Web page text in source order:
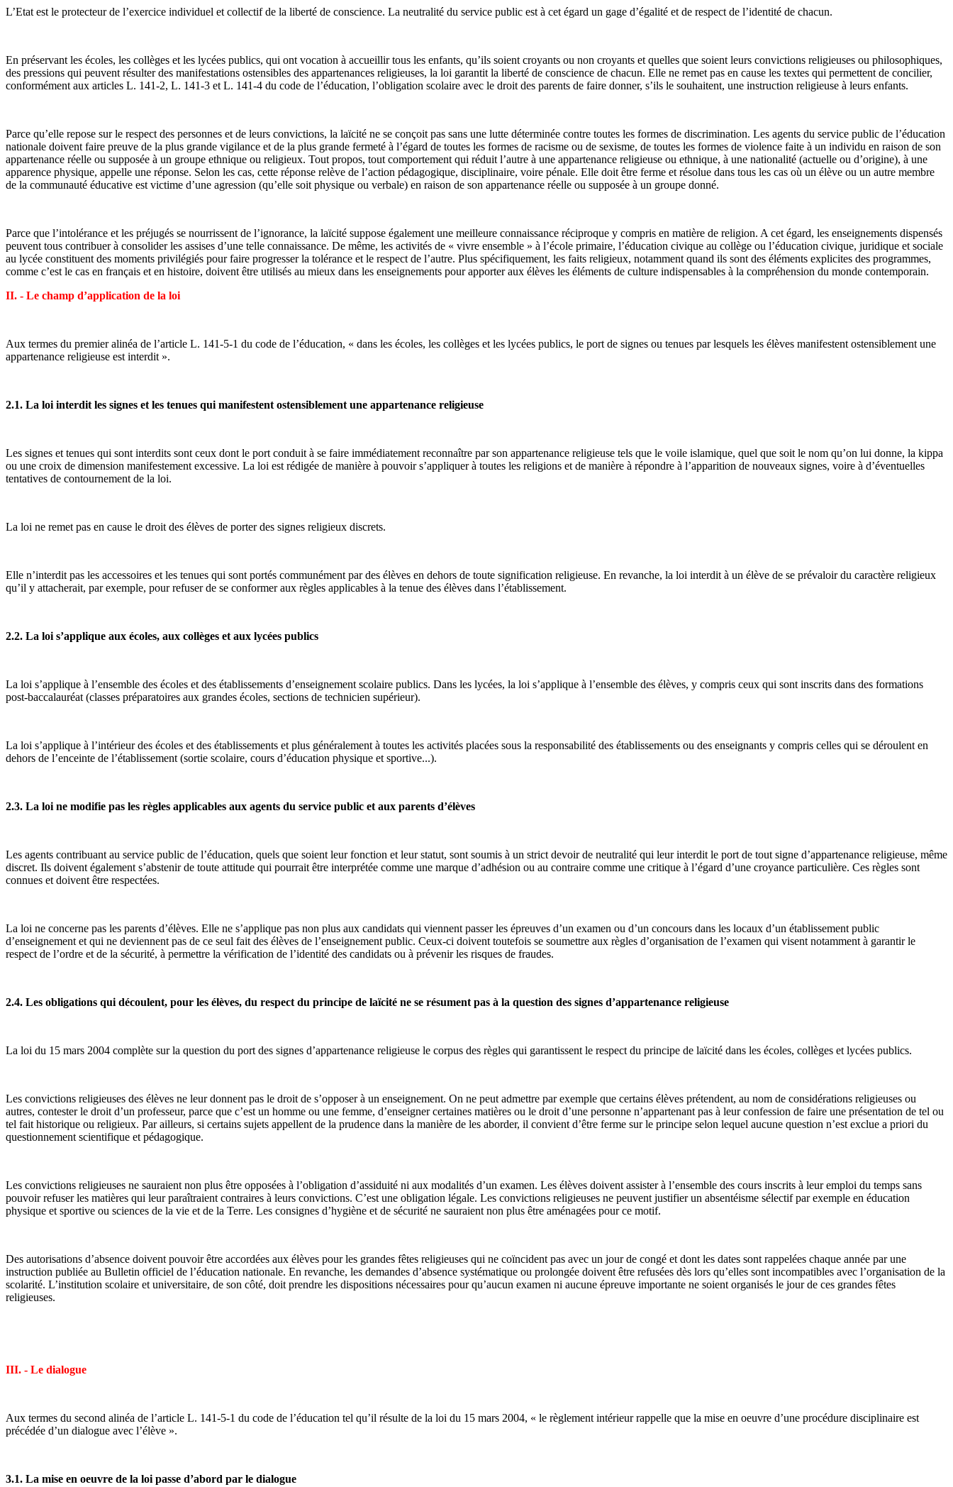
L’Etat est le protecteur de l’exercice individuel et collectif de la liberté de conscience. La neutralité du service public est à cet égard un gage d’égalité et de respect de l’identité de chacun.
En préservant les écoles, les collèges et les lycées publics, qui ont vocation à accueillir tous les enfants, qu’ils soient croyants ou non croyants et quelles que soient leurs convictions religieuses ou philosophiques,
des pressions qui peuvent résulter des manifestations ostensibles des appartenances religieuses, la loi garantit la liberté de conscience de chacun. Elle ne remet pas en cause les textes qui permettent de concilier,
conformément aux articles L. 141-2, L. 141-3 et L. 141-4 du code de l’éducation, l’obligation scolaire avec le droit des parents de faire donner, s’ils le souhaitent, une instruction religieuse à leurs enfants.
Parce qu’elle repose sur le respect des personnes et de leurs convictions, la laïcité ne se conçoit pas sans une lutte déterminée contre toutes les formes de discrimination. Les agents du service public de l’éducation
nationale doivent faire preuve de la plus grande vigilance et de la plus grande fermeté à l’égard de toutes les formes de racisme ou de sexisme, de toutes les formes de violence faite à un individu en raison de son
appartenance réelle ou supposée à un groupe ethnique ou religieux. Tout propos, tout comportement qui réduit l’autre à une appartenance religieuse ou ethnique, à une nationalité (actuelle ou d’origine), à une
apparence physique, appelle une réponse. Selon les cas, cette réponse relève de l’action pédagogique, disciplinaire, voire pénale. Elle doit être ferme et résolue dans tous les cas où un élève ou un autre membre
de la communauté éducative est victime d’une agression (qu’elle soit physique ou verbale) en raison de son appartenance réelle ou supposée à un groupe donné.
Parce que l’intolérance et les préjugés se nourrissent de l’ignorance, la laïcité suppose également une meilleure connaissance réciproque y compris en matière de religion. A cet égard, les enseignements dispensés
peuvent tous contribuer à consolider les assises d’une telle connaissance. De même, les activités de « vivre ensemble » à l’école primaire, l’éducation civique au collège ou l’éducation civique, juridique et sociale
au lycée constituent des moments privilégiés pour faire progresser la tolérance et le respect de l’autre. Plus spécifiquement, les faits religieux, notamment quand ils sont des éléments explicites des programmes,
comme c’est le cas en français et en histoire, doivent être utilisés au mieux dans les enseignements pour apporter aux élèves les éléments de culture indispensables à la compréhension du monde contemporain.
II. - Le champ d’application de la loi
Aux termes du premier alinéa de l’article L. 141-5-1 du code de l’éducation, « dans les écoles, les collèges et les lycées publics, le port de signes ou tenues par lesquels les élèves manifestent ostensiblement une
appartenance religieuse est interdit ».
2.1. La loi interdit les signes et les tenues qui manifestent ostensiblement une appartenance religieuse
Les signes et tenues qui sont interdits sont ceux dont le port conduit à se faire immédiatement reconnaître par son appartenance religieuse tels que le voile islamique, quel que soit le nom qu’on lui donne, la kippa
ou une croix de dimension manifestement excessive. La loi est rédigée de manière à pouvoir s’appliquer à toutes les religions et de manière à répondre à l’apparition de nouveaux signes, voire à d’éventuelles
tentatives de contournement de la loi.
La loi ne remet pas en cause le droit des élèves de porter des signes religieux discrets.
Elle n’interdit pas les accessoires et les tenues qui sont portés communément par des élèves en dehors de toute signification religieuse. En revanche, la loi interdit à un élève de se prévaloir du caractère religieux
qu’il y attacherait, par exemple, pour refuser de se conformer aux règles applicables à la tenue des élèves dans l’établissement.
2.2. La loi s’applique aux écoles, aux collèges et aux lycées publics
La loi s’applique à l’ensemble des écoles et des établissements d’enseignement scolaire publics. Dans les lycées, la loi s’applique à l’ensemble des élèves, y compris ceux qui sont inscrits dans des formations
post-baccalauréat (classes préparatoires aux grandes écoles, sections de technicien supérieur).
La loi s’applique à l’intérieur des écoles et des établissements et plus généralement à toutes les activités placées sous la responsabilité des établissements ou des enseignants y compris celles qui se déroulent en
dehors de l’enceinte de l’établissement (sortie scolaire, cours d’éducation physique et sportive...).
2.3. La loi ne modifie pas les règles applicables aux agents du service public et aux parents d’élèves
Les agents contribuant au service public de l’éducation, quels que soient leur fonction et leur statut, sont soumis à un strict devoir de neutralité qui leur interdit le port de tout signe d’appartenance religieuse, même
discret. Ils doivent également s’abstenir de toute attitude qui pourrait être interprétée comme une marque d’adhésion ou au contraire comme une critique à l’égard d’une croyance particulière. Ces règles sont
connues et doivent être respectées.
La loi ne concerne pas les parents d’élèves. Elle ne s’applique pas non plus aux candidats qui viennent passer les épreuves d’un examen ou d’un concours dans les locaux d’un établissement public
d’enseignement et qui ne deviennent pas de ce seul fait des élèves de l’enseignement public. Ceux-ci doivent toutefois se soumettre aux règles d’organisation de l’examen qui visent notamment à garantir le
respect de l’ordre et de la sécurité, à permettre la vérification de l’identité des candidats ou à prévenir les risques de fraudes.
2.4. Les obligations qui découlent, pour les élèves, du respect du principe de laïcité ne se résument pas à la question des signes d’appartenance religieuse
La loi du 15 mars 2004 complète sur la question du port des signes d’appartenance religieuse le corpus des règles qui garantissent le respect du principe de laïcité dans les écoles, collèges et lycées publics.
Les convictions religieuses des élèves ne leur donnent pas le droit de s’opposer à un enseignement. On ne peut admettre par exemple que certains élèves prétendent, au nom de considérations religieuses ou
autres, contester le droit d’un professeur, parce que c’est un homme ou une femme, d’enseigner certaines matières ou le droit d’une personne n’appartenant pas à leur confession de faire une présentation de tel ou
tel fait historique ou religieux. Par ailleurs, si certains sujets appellent de la prudence dans la manière de les aborder, il convient d’être ferme sur le principe selon lequel aucune question n’est exclue a priori du
questionnement scientifique et pédagogique.
Les convictions religieuses ne sauraient non plus être opposées à l’obligation d’assiduité ni aux modalités d’un examen. Les élèves doivent assister à l’ensemble des cours inscrits à leur emploi du temps sans
pouvoir refuser les matières qui leur paraîtraient contraires à leurs convictions. C’est une obligation légale. Les convictions religieuses ne peuvent justifier un absentéisme sélectif par exemple en éducation
physique et sportive ou sciences de la vie et de la Terre. Les consignes d’hygiène et de sécurité ne sauraient non plus être aménagées pour ce motif.
Des autorisations d’absence doivent pouvoir être accordées aux élèves pour les grandes fêtes religieuses qui ne coïncident pas avec un jour de congé et dont les dates sont rappelées chaque année par une
instruction publiée au Bulletin officiel de l’éducation nationale. En revanche, les demandes d’absence systématique ou prolongée doivent être refusées dès lors qu’elles sont incompatibles avec l’organisation de la
scolarité. L’institution scolaire et universitaire, de son côté, doit prendre les dispositions nécessaires pour qu’aucun examen ni aucune épreuve importante ne soient organisés le jour de ces grandes fêtes
religieuses.
III. - Le dialogue
Aux termes du second alinéa de l’article L. 141-5-1 du code de l’éducation tel qu’il résulte de la loi du 15 mars 2004, « le règlement intérieur rappelle que la mise en oeuvre d’une procédure disciplinaire est
précédée d’un dialogue avec l’élève ».
3.1. La mise en oeuvre de la loi passe d’abord par le dialogue